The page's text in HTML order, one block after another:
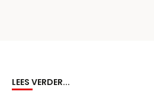
LEES VERDER...